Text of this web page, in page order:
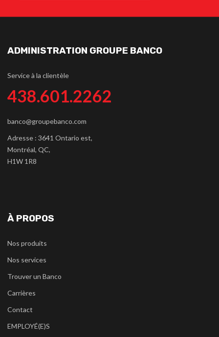
ADMINISTRATION GROUPE BANCO
Service à la clientèle
438.601.2262
banco@groupebanco.com
Adresse : 3641 Ontario est,
Montréal, QC,
H1W 1R8
À PROPOS
Nos produits
Nos services
Trouver un Banco
Carrières
Contact
EMPLOYÉ(E)S